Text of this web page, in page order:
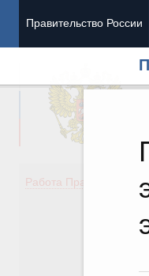
Правительство России
Работа Правительства